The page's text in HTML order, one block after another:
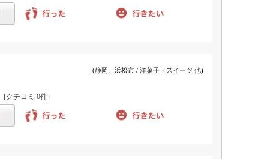
(静岡 、浜松市 / 洋菓子・スイーツ 他)
[クチコミ0件]